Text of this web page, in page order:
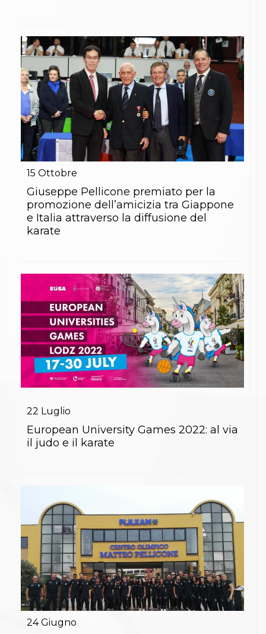
15 Ottobre
Giuseppe Pellicone premiato per la
promozione dell’amicizia tra Giappone
e Italia attraverso la diffusione del
karate
22 Luglio
European University Games 2022: al via
il judo e il karate
24 Giugno